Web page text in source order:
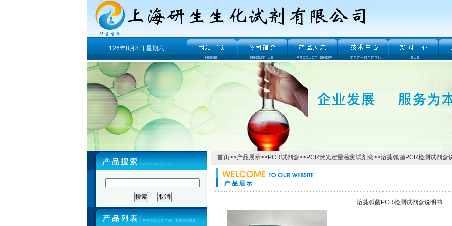
126年8月8日 星期六
首页>>产品展示>>PCR试剂盒>>PCR荧光定量检测试剂盒>>溶藻弧菌PCR检测试剂盒
溶藻弧菌PCR检测试剂盒说明书